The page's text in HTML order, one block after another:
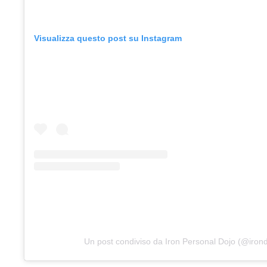
Visualizza questo post su Instagram
Un post condiviso da Iron Personal Dojo